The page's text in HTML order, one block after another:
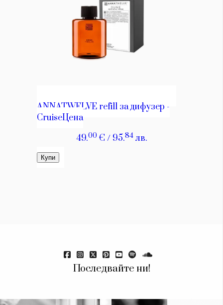
Последвайте ни!